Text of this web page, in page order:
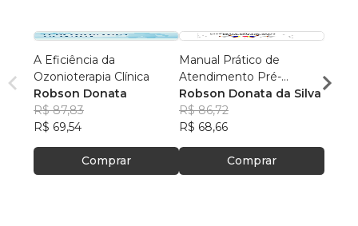
A Eficiência da
Ozonioterapia Clínica
Robson Donata
R$ 87,83
R$ 69,54
Comprar
Manual Prático de
Atendimento Pré-
Hospitalar para Praticante
de artes Marciais
Robson Donata da Silva
R$ 86,72
R$ 68,66
Comprar